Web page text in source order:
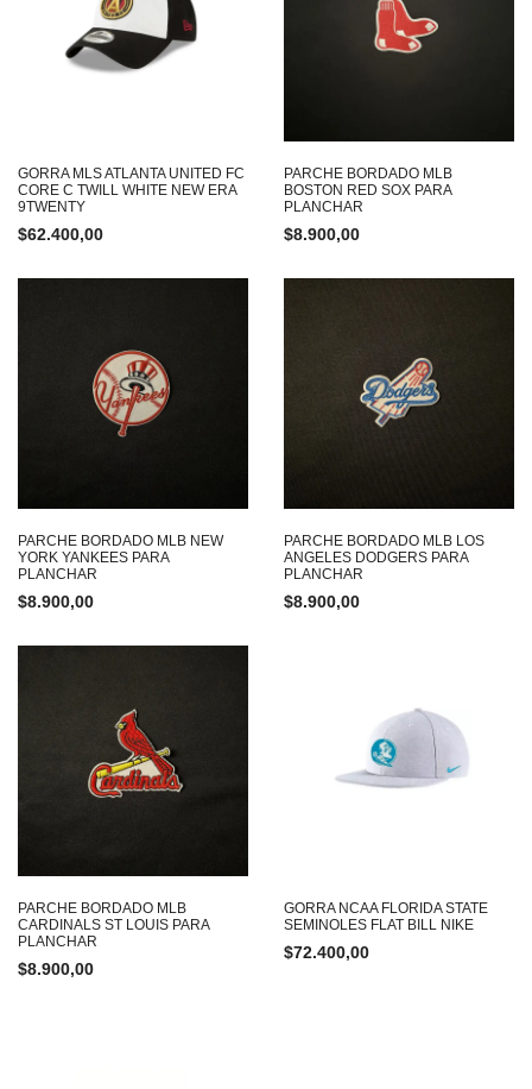
GORRA MLS ATLANTA UNITED FC
CORE C TWILL WHITE NEW ERA
9TWENTY
$62.400,00
PARCHE BORDADO MLB
BOSTON RED SOX PARA
PLANCHAR
$8.900,00
PARCHE BORDADO MLB NEW
YORK YANKEES PARA
PLANCHAR
$8.900,00
PARCHE BORDADO MLB LOS
ANGELES DODGERS PARA
PLANCHAR
$8.900,00
PARCHE BORDADO MLB
CARDINALS ST LOUIS PARA
PLANCHAR
$8.900,00
GORRA NCAA FLORIDA STATE
SEMINOLES FLAT BILL NIKE
$72.400,00